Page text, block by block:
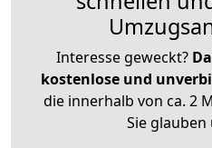
Interesse geweckt?
kostenlose und
die innerhalb von ca. 2
Sie glauben